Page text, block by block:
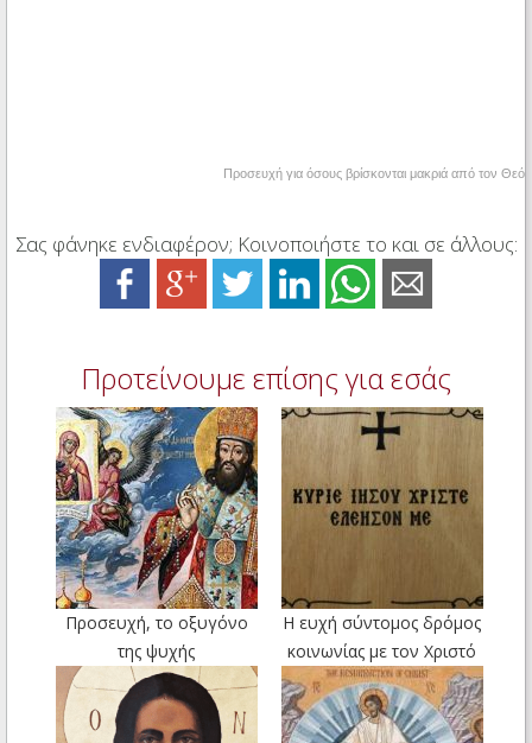
Προσευχή για όσους βρίσκονται μακριά από τον Θεό
Σας φάνηκε ενδιαφέρον; Κοινοποιήστε το και σε άλλους:
Προτείνουμε επίσης για εσάς
Προσευχή, το οξυγόνο
της ψυχής
Η ευχή σύντομος δρόμος
κοινωνίας με τον Χριστό